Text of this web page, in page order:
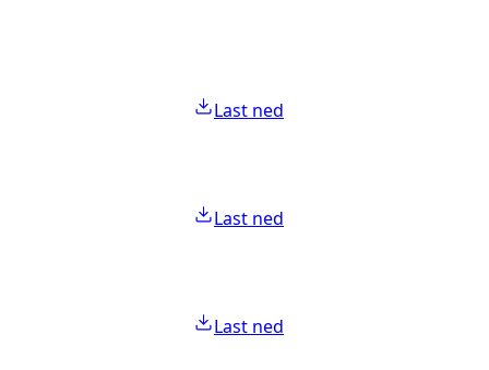
Last ned
Last ned
Last ned